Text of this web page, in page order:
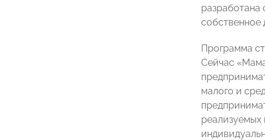
разработана
собственное
Программа
Сейчас
малого и
реализуемых